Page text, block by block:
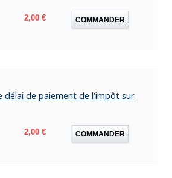
Prix
2,00 € COMMANDER
délai de paiement de l'impôt sur
Prix
2,00 € COMMANDER